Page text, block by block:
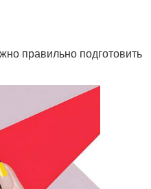
правильно подготовить